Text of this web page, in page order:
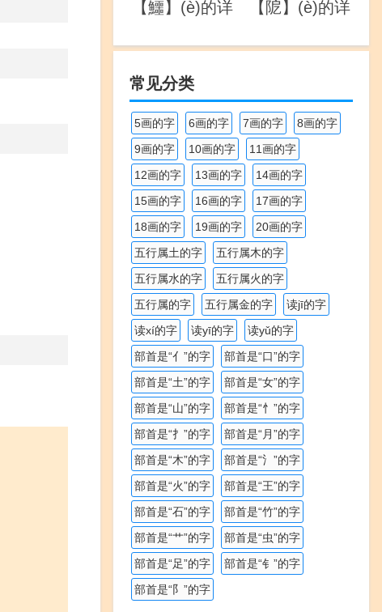
【鱷】(è)的详
【阸】(è)的详
常见分类
5画的字 6画的字 7画的字
8画的字
9画的字
10画的字
11画的字
12画的字
13画的字
14画的字
15画的字
16画的字
17画的字
18画的字
19画的字
20画的字
五行属土的字
五行属木的字
五行属水的字
五行属火的字
五行属的字
五行属金的字
读jī的字
读xí的字
读yī的字
读yǔ的字
部首是“亻”的字
部首是“口”的字
部首是“土”的字
部首是“女”的字
部首是“山”的字
部首是“忄”的字
部首是“扌”的字
部首是“月”的字
部首是“木”的字
部首是“氵”的字
部首是“火”的字
部首是“王”的字
部首是“石”的字
部首是“竹”的字
部首是“艹”的字
部首是“虫”的字
部首是“足”的字
部首是“钅”的字
部首是“阝”的字